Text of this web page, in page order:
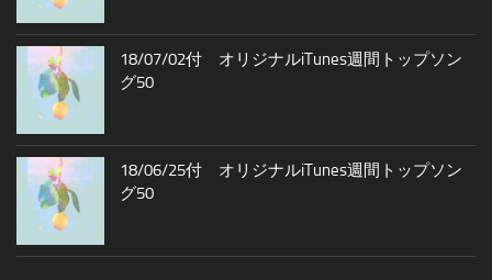
18/07/02付 オリジナルiTunes週間トップソン
グ50
18/06/25付 オリジナルiTunes週間トップソン
グ50